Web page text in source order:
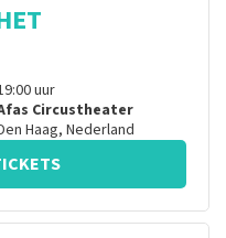
uur
Circustheater
Haag, Nederland